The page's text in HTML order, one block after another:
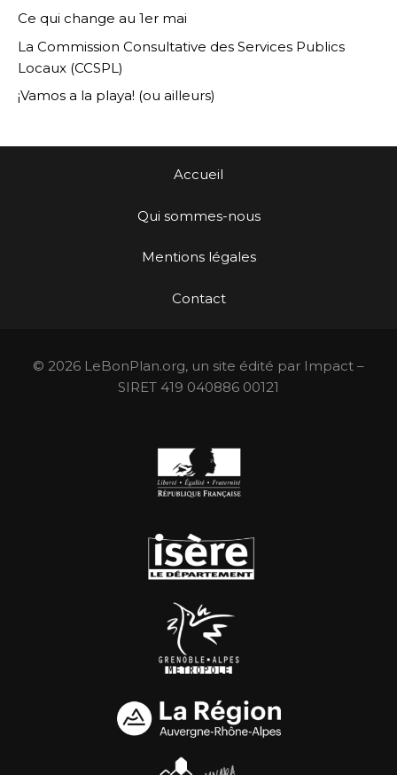
Ce qui change au 1er mai
La Commission Consultative des Services Publics
Locaux (CCSPL)
¡Vamos a la playa! (ou ailleurs)
Accueil
Qui sommes-nous
Mentions légales
Contact
© 2026 LeBonPlan.org, un site édité par Impact –
SIRET 419 040886 00121